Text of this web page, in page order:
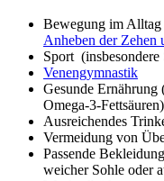
Bewegung im Alltag
Anheben der Zehen
Sport
Venengymnastik
Gesunde Ernährung
Omega-3-Fettsäuren)
Ausreichendes
Vermeidung von
Passende
weicher Sohle oder